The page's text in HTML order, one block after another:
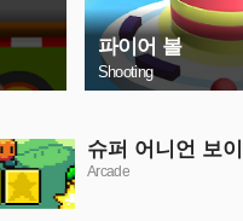
파이어 볼
Shooting
슈퍼 어니언 보이
Arcade